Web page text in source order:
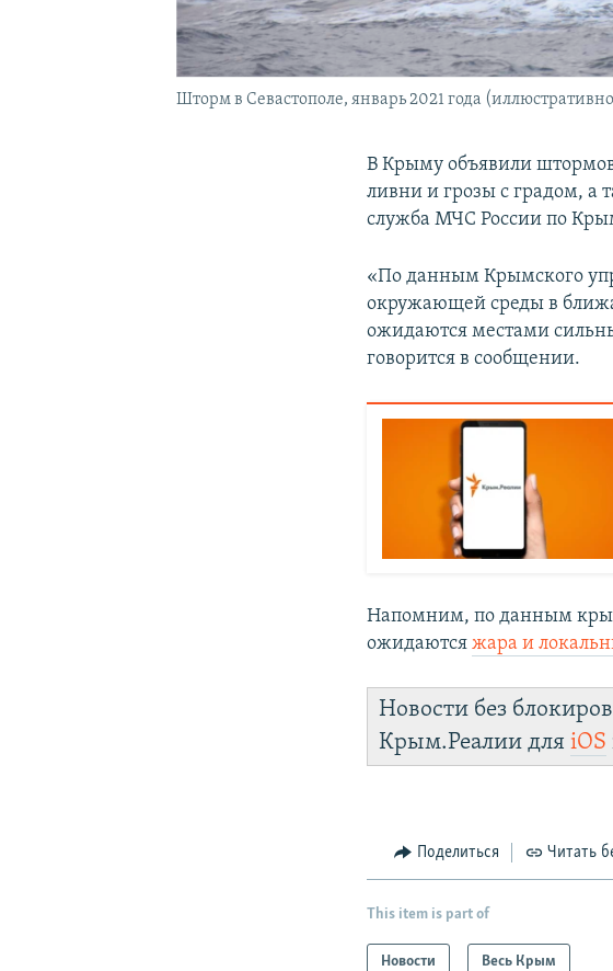
Шторм в Севастополе, январь 2021 года
В Крыму объявили
ливни и грозы с градом, а
служба МЧС России по
«По данным Крымского
окружающей среды в
ожидаются местами
говорится в сообщении.
Напомним, по данным
ожидаютсяжара и
Новости без
Крым.Реалии дляiOS
Поделиться Читать
This item is part of
Новости Весь Крым